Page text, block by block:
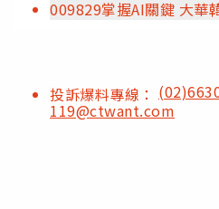
009829掌握AI關鍵 大華
投訴爆料專線：
119@ctwant.com